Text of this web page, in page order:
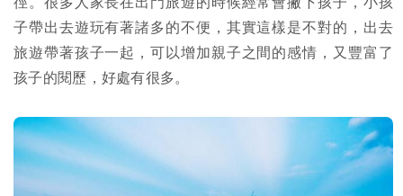
子帶出去遊玩有著諸多的不便，其實這樣是不對的，出去
旅遊帶著孩子一起，可以增加親子之間的感情，又豐富了
孩子的閱歷，好處有很多。